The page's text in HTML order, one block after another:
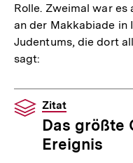
Rolle. Zweimal war es
an der Makkabiade in
Judentums, die dort
sagt:
Zitat
Das größte
Ereignis